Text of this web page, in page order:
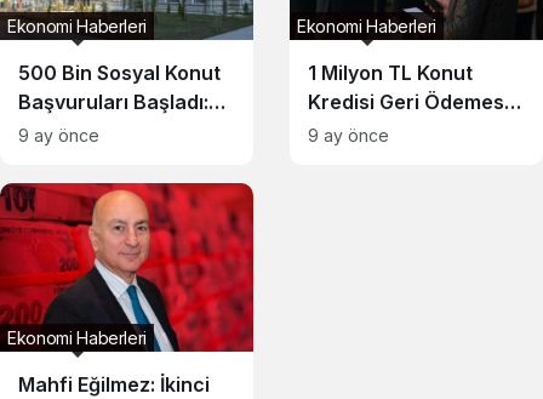
500 Bin Sosyal Konut
Başvuruları Başladı:
İşte Şartlar
Ekonomi Haberleri
9 ay önce
1 Milyon TL Konut
Kredisi Geri Ödemesi
Güncellendi
Ekonomi Haberleri
9 ay önce
Mahfi Eğilmez: İkinci
Ekonomi Haberleri